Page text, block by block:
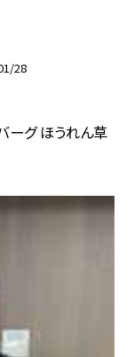
28
ーグ ほうれん草